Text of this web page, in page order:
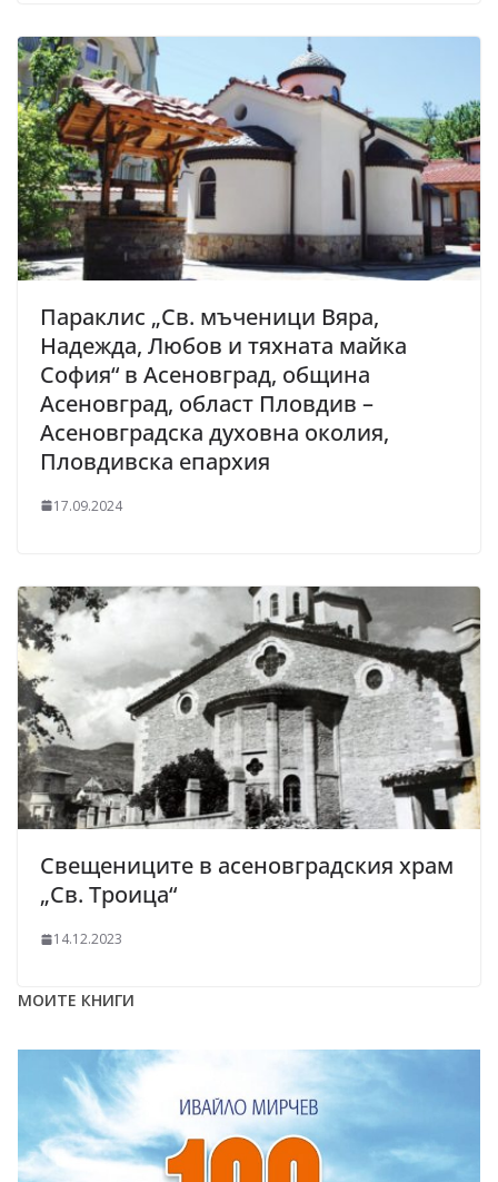
Параклис „Св. мъченици Вяра,
Надежда, Любов и тяхната майка
София“ в Асеновград, община
Асеновград, област Пловдив –
Асеновградска духовна околия,
Пловдивска епархия
17.09.2024
Свещениците в асеновградския храм
„Св. Троица“
14.12.2023
МОИТЕ КНИГИ